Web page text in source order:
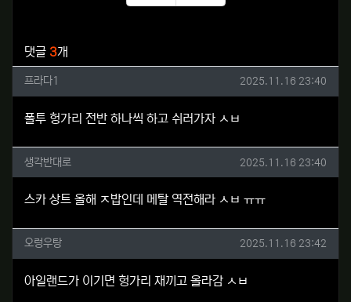
추천
비추천
댓글 3개
프라다1님의 댓글
프라다1 작성일
2025.11.16 23:40
폴투 헝가리 전반 하나씩 하고 쉬러가자 ㅅㅂ
생각반대로님의 댓글
생각반대로 작성일
2025.11.16 23:40
스카 상트 올해 ㅈ밥인데 메탈 역전해라 ㅅㅂ ㅠㅠ
오렁우탕님의 댓글
오렁우탕 작성일
2025.11.16 23:42
아일랜드가 이기면 헝가리 재끼고 올라감 ㅅㅂ